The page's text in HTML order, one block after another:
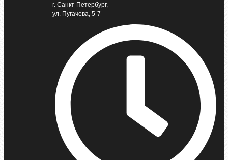
г. Санкт-Петербург,
ул. Пугачева, 5-7